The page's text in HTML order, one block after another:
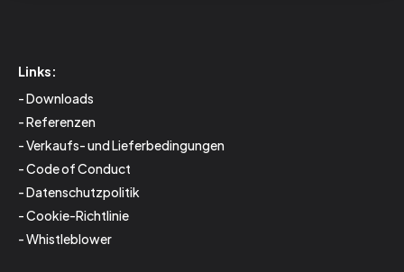
Links:
Downloads
Referenzen
Verkaufs- und Lieferbedingungen
Code of Conduct
Datenschutzpolitik
Cookie-Richtlinie
Whistleblower